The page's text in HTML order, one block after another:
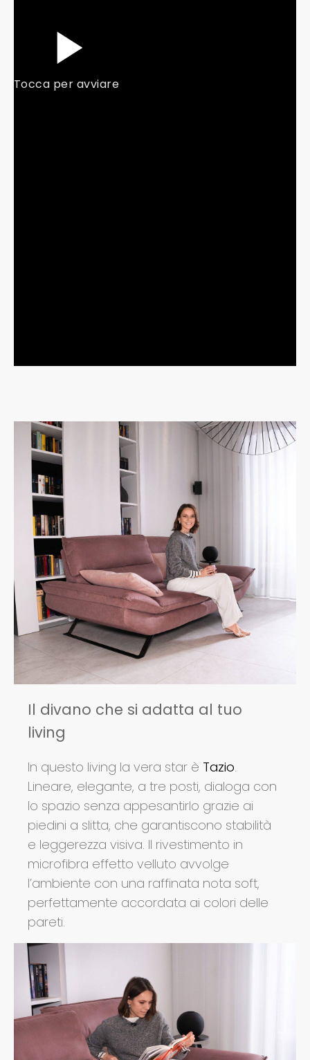
Tocca per avviare
Il divano che si adatta al tuo
living
In questo living la vera star è Tazio.
Lineare, elegante, a tre posti, dialoga con
lo spazio senza appesantirlo grazie ai
piedini a slitta, che garantiscono stabilità
e leggerezza visiva. Il rivestimento in
microfibra effetto velluto avvolge
l’ambiente con una raffinata nota soft,
perfettamente accordata ai colori delle
pareti.